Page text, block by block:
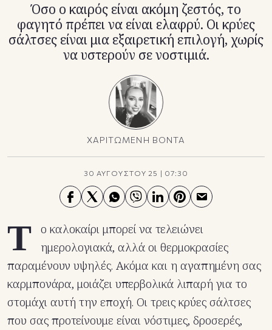
Όσο ο καιρός είναι ακόμη ζεστός, το
φαγητό πρέπει να είναι ελαφρύ. Οι κρύες
σάλτσες είναι μια εξαιρετική επιλογή, χωρίς
να υστερoύν σε νοστιμιά.
ΧΑΡΙΤΩΜΕΝΗ ΒΟΝΤΑ
30 ΑΥΓΟΥΣΤΟΥ 25 | 07:30
Τ ο καλοκαίρι μπορεί να τελειώνει
ημερολογιακά, αλλά οι θερμοκρασίες
παραμένουν υψηλές. Ακόμα και η αγαπημένη σας
καρμπονάρα, μοιάζει υπερβολικά λιπαρή για το
στομάχι αυτή την εποχή. Οι τρεις κρύες σάλτσες
που σας προτείνουμε είναι νόστιμες, δροσερές,